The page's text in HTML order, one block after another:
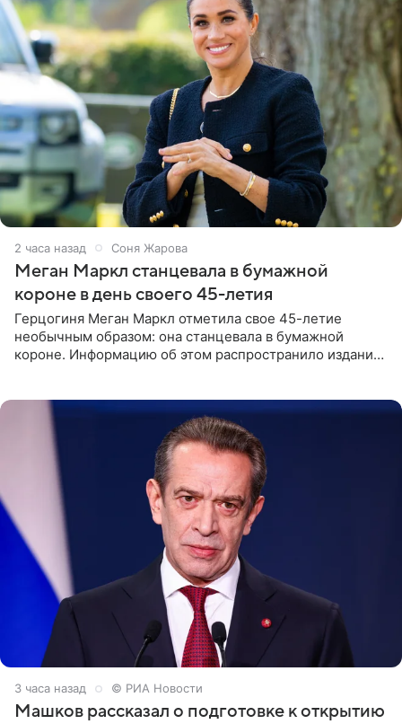
2 часа назад Соня Жарова
Меган Маркл станцевала в бумажной
короне в день своего 45-летия
Герцогиня Меган Маркл отметила свое 45-летие
необычным образом: она станцевала в бумажной
короне. Информацию об этом распространило издание
3 часа назад © РИА Новости
Машков рассказал о подготовке к открытию